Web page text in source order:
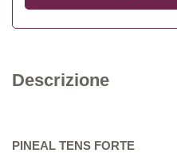
Descrizione
PINEAL TENS FORTE